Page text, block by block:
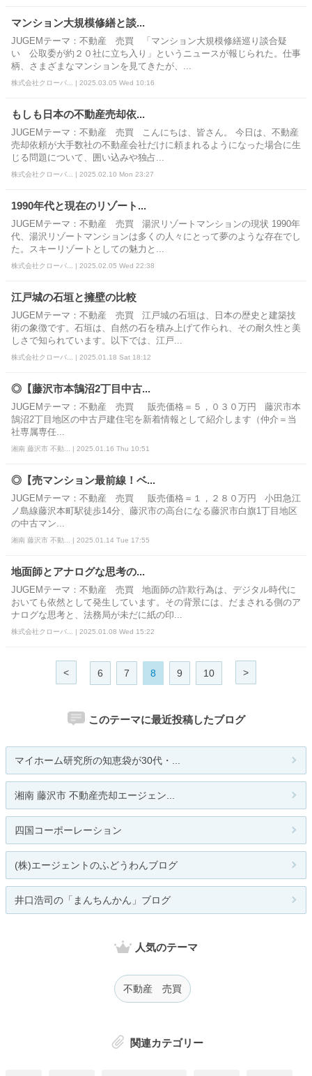
マンション大規模修繕と談...
JUGEMテーマ：不動産 売買 「マンション大規模修繕巡り談合疑
い 公取委が約２０社に立ち入り」というニュースが報じられた。仕事
柄、さまざまなマンションを見てきたが、...
株式会社クローバ... | 2025.03.05 Wed 10:16
もしも日本の不動産売却依...
JUGEMテーマ：不動産 売買 こんにちは、皆さん。 今日は、不動産
売却依頼が大手数社の不動産会社だけに頼まれるようになった場合に生
じる問題について、囲い込みや独占...
株式会社クローバ... | 2025.02.10 Mon 23:27
1990年代と現在のリゾート...
JUGEMテーマ：不動産 売買 湯沢リゾートマンションの現状 1990年
代、湯沢リゾートマンションは多くの人々にとって夢のような存在でし
た。スキーリゾートとしての魅力と...
株式会社クローバ... | 2025.02.05 Wed 22:38
江戸城の石垣と擁壁の比較
JUGEMテーマ：不動産 売買 江戸城の石垣は、日本の歴史と建築技
術の象徴です。石垣は、自然の石を積み上げて作られ、その耐久性と美
しさで知られています。以下では、江戸...
株式会社クローバ... | 2025.01.18 Sat 18:12
◎【藤沢市本鵠沼2丁目中古...
JUGEMテーマ：不動産 売買 販売価格＝５，０３０万円 藤沢市本
鵠沼2丁目地区の中古戸建住宅を新着情報として紹介します（仲介＝当
社専属専任...
湘南 藤沢市 不動... | 2025.01.16 Thu 10:51
◎【売マンション最前線！ベ...
JUGEMテーマ：不動産 売買 販売価格＝１，２８０万円 小田急江
ノ島線藤沢本町駅徒歩14分、藤沢市の高台になる藤沢市白旗1丁目地区
の中古マン...
湘南 藤沢市 不動... | 2025.01.14 Tue 17:55
地面師とアナログな思考の...
JUGEMテーマ：不動産 売買 地面師の詐欺行為は、デジタル時代に
おいても依然として発生しています。その背景には、だまされる側のア
ナログな思考と、法務局が未だに紙の印...
株式会社クローバ... | 2025.01.08 Wed 15:22
< 6 7 8 9 10 >
このテーマに最近投稿したブログ
マイホーム研究所の知恵袋が30代・...
湘南 藤沢市 不動産売却エージェン...
四国コーポーレーション
(株)エージェントのふどうわんブログ
井口浩司の「まんちんかん」ブログ
人気のテーマ
不動産 売買
関連カテゴリー